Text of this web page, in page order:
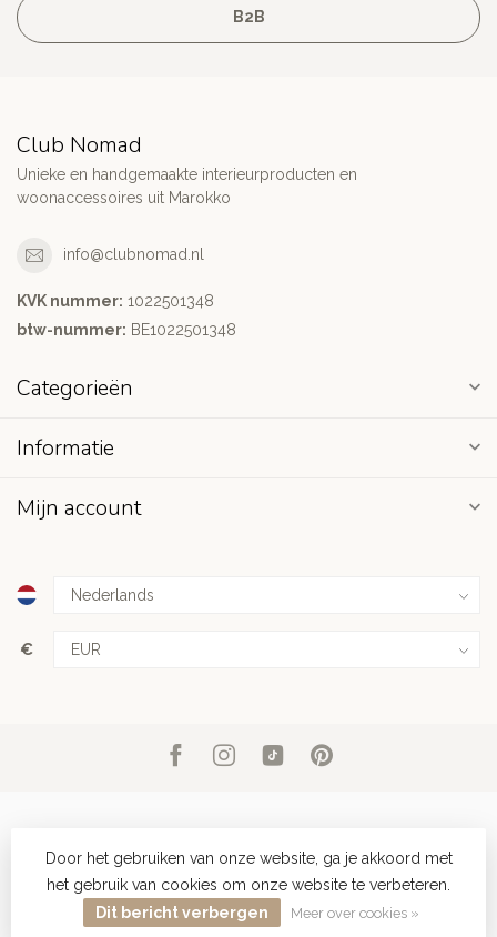
B2B
Club Nomad
Unieke en handgemaakte interieurproducten en
woonaccessoires uit Marokko
info@clubnomad.nl
KVK nummer: 1022501348
btw-nummer: BE1022501348
Categorieën
Informatie
Mijn account
€
© Copyright 2026 Club Nomad- Powered byLightspeed-
Lightspeed designby Dyvelopment
Door het gebruiken van onze website, ga je akkoord met
het gebruik van cookies om onze website te verbeteren.
Dit bericht verbergen
Meer over cookies »